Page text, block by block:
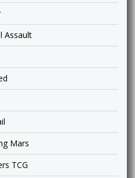
Assault
Mars
TCG